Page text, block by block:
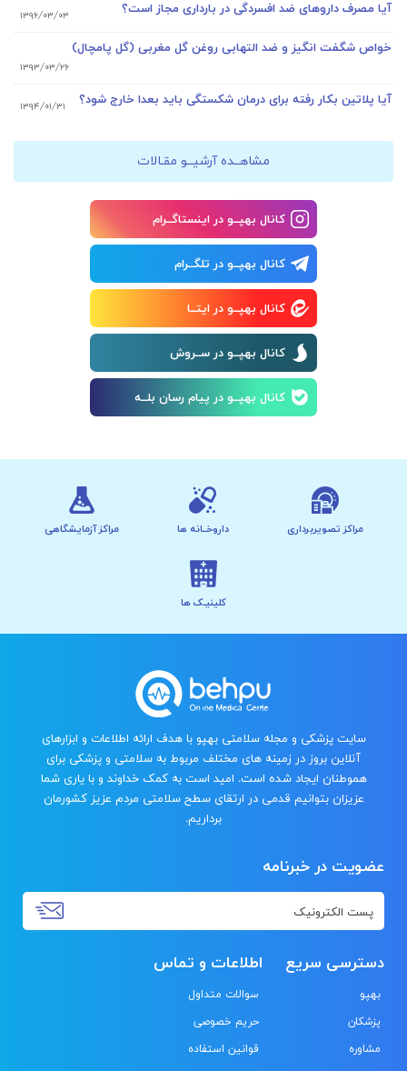
آیا مصرف داروهای ضد افسردگی در بارداری مجاز است؟ ۱۳۹۶/۰۳/۰۳
خواص شگفت انگیز و ضد التهابی روغن گل مغربی (گل پامچال)
۱۳۹۳/۰۳/۲۶
آیا پلاتین بکار رفته برای درمان شکستگی باید بعدا خارج شود؟ ۱۳۹۴/۰۱/۳۱
مشاهــده آرشیــو مقـالات
کانال بهپــو در اینستاگــرام
کانال بهپــو در تلگــرام
کانال بهپــو در ایتــا
کانال بهپــو در ســروش
کانال بهپــو در پیام رسان بلــه
مراکز تصویربرداری داروخــانه ها مراکز آزمایشگاهی
کلینیـک ها
سایت پزشکی و مجله سلامتی بهپو با هدف ارائه اطلاعات و ابزارهای
آنلاین بروز در زمینه های مختلف مربوط به سلامتی و پزشکی برای
هموطنان ایجاد شده است. امید است به کمک خداوند و با یاری شما
عزیزان بتوانیم قدمی در ارتقای سطح سلامتی مردم عزیز کشورمان
برداریم.
عضویت در خبرنامه
دسترسی سریع
بهپو
پزشکان
مشاوره
اطلاعات و تماس
سوالات متداول
حریم خصوصی
قوانین استفاده